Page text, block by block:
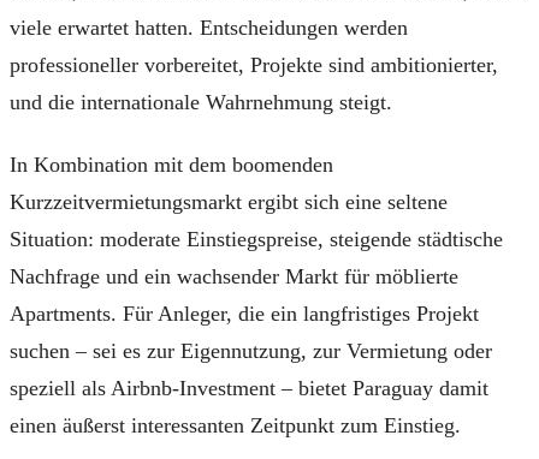
viele erwartet hatten. Entscheidungen werden
professioneller vorbereitet, Projekte sind ambitionierter,
und die internationale Wahrnehmung steigt.
In Kombination mit dem boomenden
Kurzzeitvermietungsmarkt ergibt sich eine seltene
Situation: moderate Einstiegspreise, steigende städtische
Nachfrage und ein wachsender Markt für möblierte
Apartments. Für Anleger, die ein langfristiges Projekt
suchen – sei es zur Eigennutzung, zur Vermietung oder
speziell als Airbnb-Investment – bietet Paraguay damit
einen äußerst interessanten Zeitpunkt zum Einstieg.